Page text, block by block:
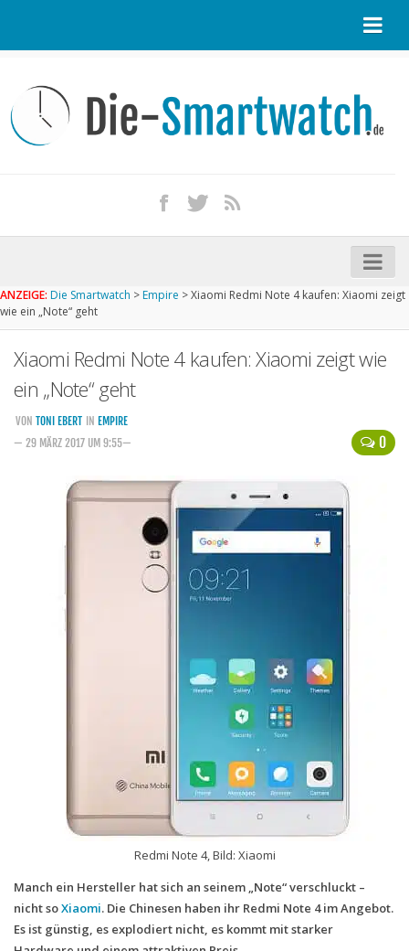
Kontakt / Tipp geben
Impressum
iPhone kaufen
Startseite
Kommende Smartwatches
Marken und Modelle
Handytarife
Smartphonetarife
Datentarife
Smartphonetarife
Flatrate-Prepaidtarife
Mobilfunk-Vergleichsrechner
Mobilfunk-Tarifrechner
Flatrate-Datentarife
ANZEIGE: Die Smartwatch >Empire >Xiaomi Redmi Note 4 kaufen: Xiaomi zeigt
wie ein „Note“ geht
Xiaomi Redmi Note 4 kaufen: Xiaomi zeigt wie
ein „Note“ geht
0
VON TONI EBERT IN EMPIRE
— 29 MÄRZ 2017 UM 9:55—
Redmi Note 4, Bild: Xiaomi
Manch ein Hersteller hat sich an seinem „Note“ verschluckt –
nicht soXiaomi. Die Chinesen haben ihr Redmi Note 4 im Angebot.
Es ist günstig, es explodiert nicht, es kommt mit starker